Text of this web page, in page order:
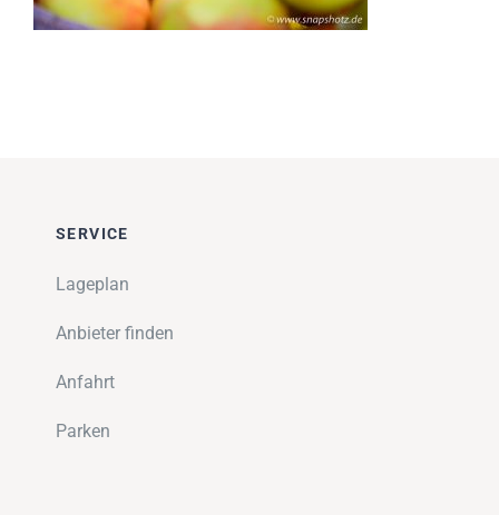
SUCHE
SERVICE
Lageplan
Anbieter finden
Anfahrt
Parken